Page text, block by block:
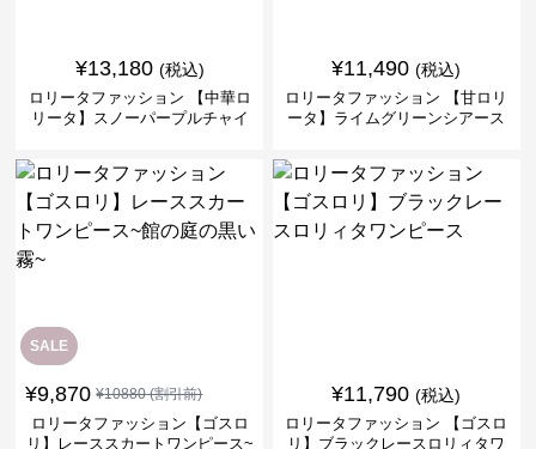
¥13,180 (税込)
ロリータファッション 【中華ロ
リータ】スノーパープルチャイ
¥11,490 (税込)
ロリータファッション 【甘ロリ
ータ】ライムグリーンシアース
SALE
¥9,870 ¥10880(割引前)
ロリータファッション【ゴスロ
リ】レーススカートワンピース~
¥11,790 (税込)
ロリータファッション 【ゴスロ
リ】ブラックレースロリィタワ